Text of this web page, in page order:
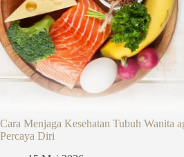
Cara Menjaga Kesehatan Tubuh Wanita
Percaya Diri